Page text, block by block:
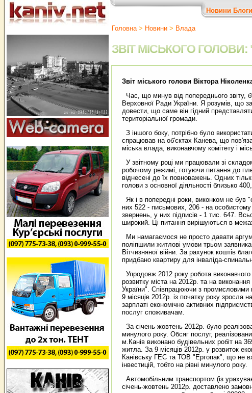
Новини Блоги
Головна> Новини > Влада
ЗВІТ МІСЬКОГО ГОЛОВИ:
Звіт міського голови Віктора
Час, що минув від попереднього звіту,
Верховної Ради України. Я розумів, що
довести, що саме він гідний
територіальної громади.
З іншого боку, потрібно було
спрацював на об'єктах Канева, що
міська влада, виконавчому комітету і
У звітному році ми працювали зі
робочому режимі, готуючи питання до
віднесені до їх повноважень. Одних
голови з основної діяльності близько
Як і в попередні роки, виконком не був
них 522 - письмових, 206 - на особистому
звернень, у них підписів - 1 тис. 647.
широкий. Ці питання вирішуються в
Ми намагаємося не просто давати
поліпшили житлові умови трьом
Вітчизняної війни. За рахунок коштів
придбано квартиру для інваліда-
Упродовж 2012 року робота
розвитку міста на 2012р. та на
України". Співпрацюючи з промисловими
9 місяців 2012р. із початку року зросла
зарплаті економічно активних
послуг споживачам.
За січень-жовтень 2012р. було
минулого року. Обсяг послуг,
м.Канів виконано будівельних робіт на
житла. За 9 місяців 2012р. у розвиток
Канівську ГЕС та ТОВ "Ергопак", що не
інвестицій, тобто на рівні минулого року.
Автомобільним транспортом (із
січень-жовтень 2012р. доставлено